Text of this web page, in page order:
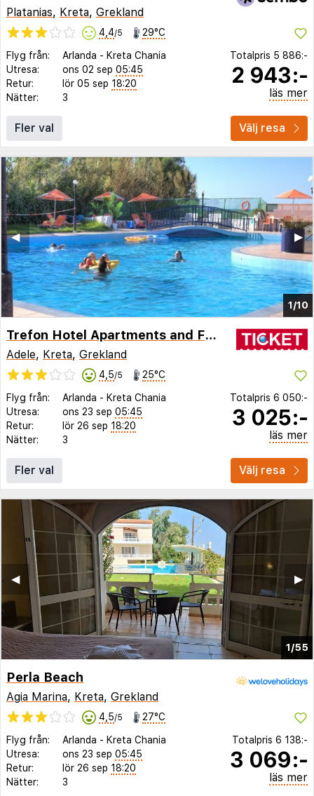
Platanias, Kreta, Grekland
4,4/5 29°C
Flyg från: Arlanda - Kreta Chania
Utresa:
ons 02 sep 05:45
Retur:
lör 05 sep 18:20
Nätter:
3
Totalpris 5 886:-
2 943:-
läs mer
Fler val Välj resa
1/10
▶︎
◀︎
Trefon Hotel Apartments and Family Suites
Adele, Kreta, Grekland
4,5/5 25°C
Flyg från: Arlanda - Kreta Chania
Utresa:
ons 23 sep 05:45
Retur:
lör 26 sep 18:20
Nätter:
3
Totalpris 6 050:-
3 025:-
läs mer
Fler val Välj resa
1/55
▶︎
◀︎
Perla Beach
Agia Marina, Kreta, Grekland
4,5/5 27°C
Flyg från: Arlanda - Kreta Chania
Utresa:
ons 23 sep 05:45
Retur:
lör 26 sep 18:20
Nätter:
3
Totalpris 6 138:-
3 069:-
läs mer